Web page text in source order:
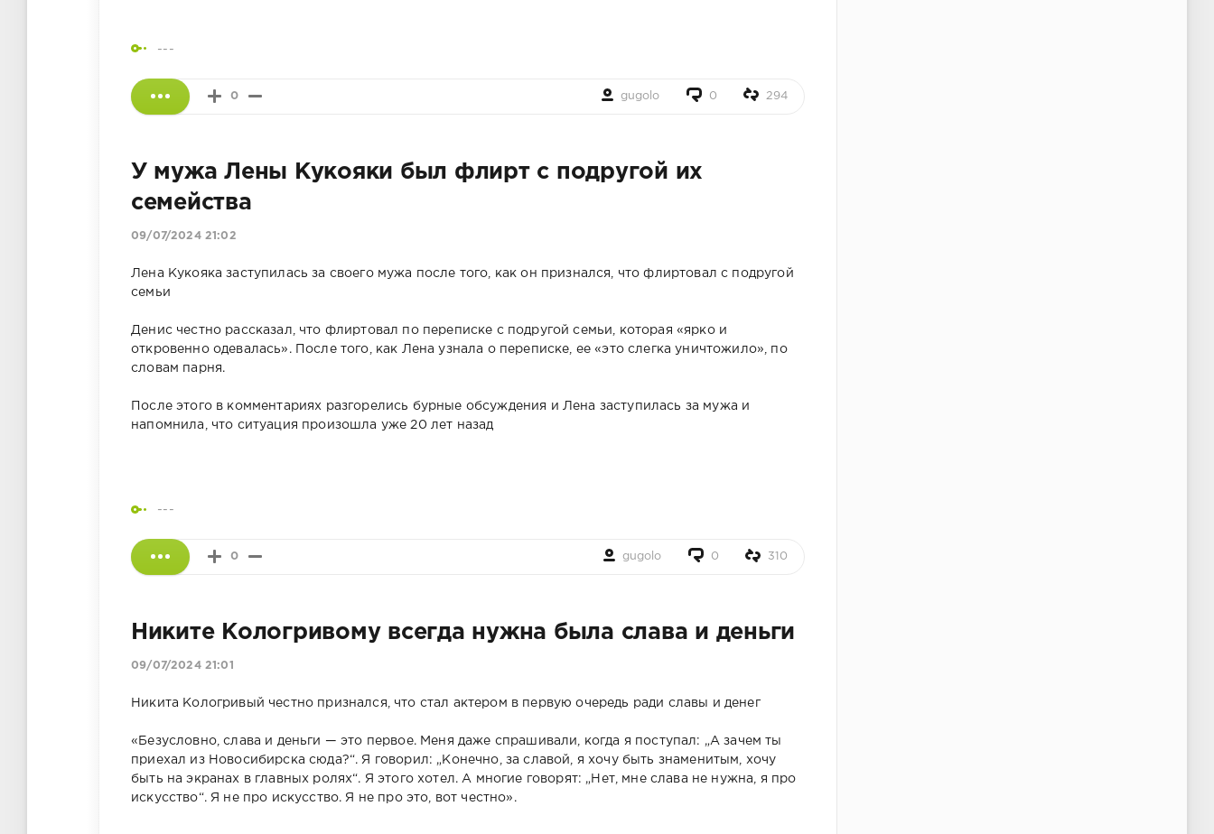
---
0 gugolo 0 294
У мужа Лены Кукояки был флирт с подругой их
семейства
09/07/2024 21:02
Лена Кукояка заступилась за своего мужа после того, как он признался, что флиртовал с подругой
семьи
Денис честно рассказал, что флиртовал по переписке с подругой семьи, которая «ярко и
откровенно одевалась». После того, как Лена узнала о переписке, ее «это слегка уничтожило», по
словам парня.
После этого в комментариях разгорелись бурные обсуждения и Лена заступилась за мужа и
напомнила, что ситуация произошла уже 20 лет назад
---
0 gugolo 0 310
Никите Кологривому всегда нужна была слава и деньги
09/07/2024 21:01
Никита Кологривый честно признался, что стал актером в первую очередь ради славы и денег
«Безусловно, слава и деньги — это первое. Меня даже спрашивали, когда я поступал: „А зачем ты
приехал из Новосибирска сюда?“. Я говорил: „Конечно, за славой, я хочу быть знаменитым, хочу
быть на экранах в главных ролях“. Я этого хотел. А многие говорят: „Нет, мне слава не нужна, я про
искусство“. Я не про искусство. Я не про это, вот честно».